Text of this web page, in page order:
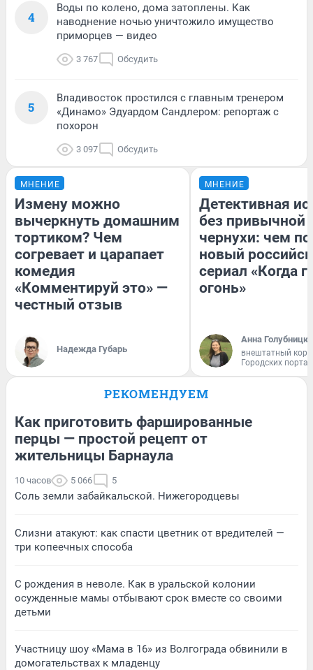
4
Воды по колено, дома затоплены. Как
наводнение ночью уничтожило имущество
приморцев — видео
3 767 Обсудить
5
Владивосток простился с главным тренером
«Динамо» Эдуардом Сандлером: репортаж с
похорон
3 097 Обсудить
МНЕНИЕ
Измену можно
вычеркнуть домашним
тортиком? Чем
согревает и царапает
комедия
«Комментируй это» —
честный отзыв
Надежда Губарь
МНЕНИЕ
Детективная
без привычной
чернухи: чем
новый
сериал «Когда
огонь»
Анна
внештатный
Городских
РЕКОМЕНДУЕМ
Как приготовить фаршированные
перцы — простой рецепт от
жительницы Барнаула
10 часов 5 066 5
Соль земли забайкальской. Нижегородцевы
Слизни атакуют: как спасти цветник от вредителей —
три копеечных способа
С рождения в неволе. Как в уральской колонии
осужденные мамы отбывают срок вместе со своими
детьми
Участницу шоу «Мама в 16» из Волгограда обвинили в
домогательствах к младенцу